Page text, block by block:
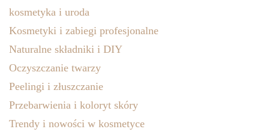
kosmetyka i uroda
Kosmetyki i zabiegi profesjonalne
Naturalne składniki i DIY
Oczyszczanie twarzy
Peelingi i złuszczanie
Przebarwienia i koloryt skóry
Trendy i nowości w kosmetyce